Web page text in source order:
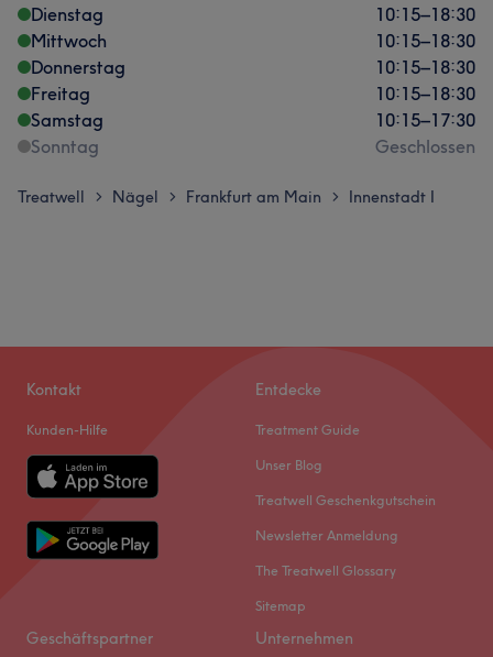
Dienstag
10:15–18:30
Mittwoch
10:15–18:30
Donnerstag
10:15–18:30
Freitag
10:15–18:30
Samstag
10:15–17:30
Sonntag
Geschlossen
Treatwell > Nägel > Frankfurt am Main > Innenstadt I
Kontakt
Kunden-Hilfe
Entdecke
Treatment Guide
Unser Blog
Treatwell Geschenkgutschein
Newsletter Anmeldung
The Treatwell Glossary
Sitemap
Geschäftspartner Unternehmen